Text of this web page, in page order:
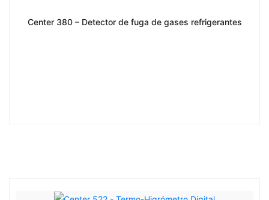
Center 380 – Detector de fuga de gases refrigerantes